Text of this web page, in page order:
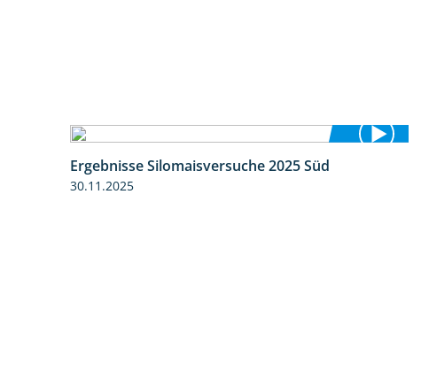
Ergebnisse Silomaisversuche 2025 Süd
30.11.2025